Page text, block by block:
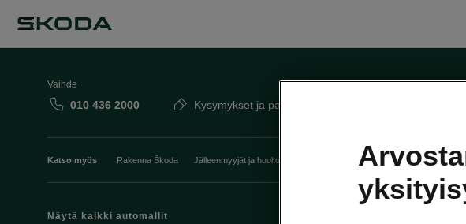
Vaihde
010 436 2000 Kysymykset ja palaute
Katso myös Rakenna Škoda Jälleenmyyjät ja huolto Heti vapaat Škoda-mallit Käyttöohjeet
Näytä kaikki automallit